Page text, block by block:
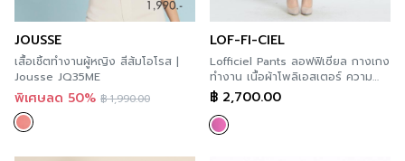
JOUSSE
เสื้อเชิ้ตทำงานผู้หญิง สีส้มโอโรส |
Jousse JQ35ME
พิเศษลด 50% ฿1,990.00
LOF-FI-CIEL
Lofficiel Pants ลอฟฟิเซียล กางเกง
ทำงาน เนื้อผ้าโพลิเอสเตอร์ ความ
ยาวขา 5 ส่วน สีชมพูเข้ม FC4XME
฿ 2,700.00